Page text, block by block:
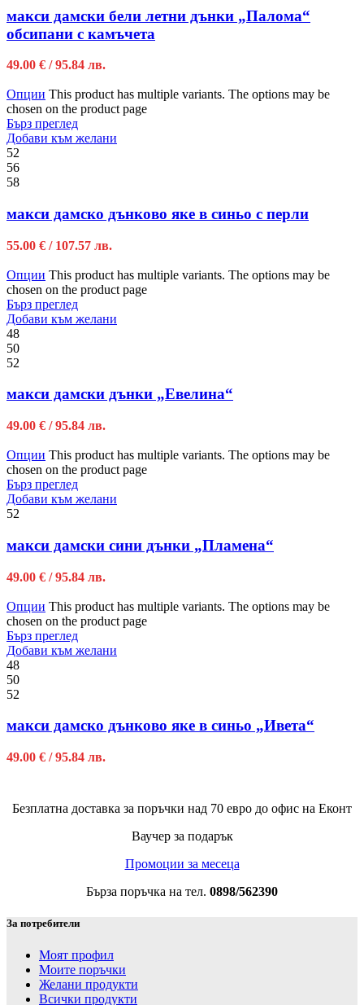
макси дамски бели летни дънки „Палома“
обсипани с камъчета
49.00 € / 95.84 лв.
Опции This product has multiple variants. The options may be
chosen on the product page
Бърз преглед
Добави към желани
52
56
58
макси дамско дънково яке в синьо с перли
55.00 € / 107.57 лв.
Опции This product has multiple variants. The options may be
chosen on the product page
Бърз преглед
Добави към желани
48
50
52
макси дамски дънки „Евелина“
49.00 € / 95.84 лв.
Опции This product has multiple variants. The options may be
chosen on the product page
Бърз преглед
Добави към желани
52
макси дамски сини дънки „Пламена“
49.00 € / 95.84 лв.
Опции This product has multiple variants. The options may be
chosen on the product page
Бърз преглед
Добави към желани
48
50
52
макси дамско дънково яке в синьо „Ивета“
49.00 € / 95.84 лв.
Безплатна доставка за поръчки над 70 евро до офис на Еконт
Ваучер за подарък
Промоции за месеца
Бърза поръчка на тел. 0898/562390
За потребители
Моят профил
Моите поръчки
Желани продукти
Всички продукти